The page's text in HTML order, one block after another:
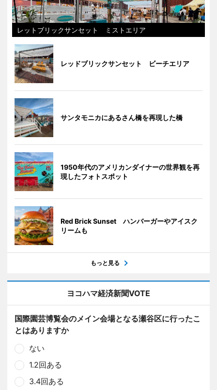
レットブリックサンセット ミストエリア
レッドブリックサンセット ビーチエリア
サンタモニカにあるさん橋を再現した橋
1950年代のアメリカンダイナーの世界観を再
現したフォトスポット
Red Brick Sunset ハンバーガーやアイスク
リームも
もっと見る
ヨコハマ経済新聞VOTE
国際園芸博覧会のメイン会場となる瀬谷区に行ったこ
とはありますか
ない
1.2回ある
3.4回ある